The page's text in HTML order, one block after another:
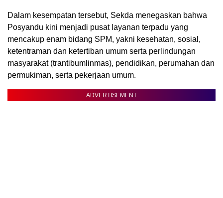
Dalam kesempatan tersebut, Sekda menegaskan bahwa
Posyandu kini menjadi pusat layanan terpadu yang
mencakup enam bidang SPM, yakni kesehatan, sosial,
ketentraman dan ketertiban umum serta perlindungan
masyarakat (trantibumlinmas), pendidikan, perumahan dan
permukiman, serta pekerjaan umum.
ADVERTISEMENT